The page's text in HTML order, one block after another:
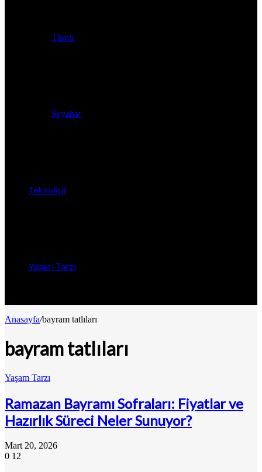
Tümü
Seyahat
Teknoloji
Yaşam Tarzı
Anasayfa/bayram tatlıları
bayram tatlıları
Yaşam Tarzı
Ramazan Bayramı Sofraları: Fiyatlar ve
Hazırlık Süreci Neler Sunuyor?
Mart 20, 2026
0 12